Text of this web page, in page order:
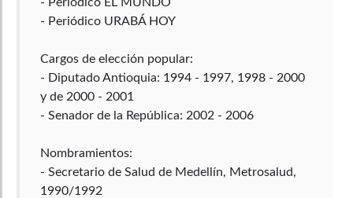
- Periódico URABÁ HOY
Cargos de elección popular:
- Diputado Antioquia: 1994 - 1997, 1998 - 2000
y de 2000 - 2001
- Senador de la República: 2002 - 2006
Nombramientos:
- Secretario de Salud de Medellín, Metrosalud,
1990/1992